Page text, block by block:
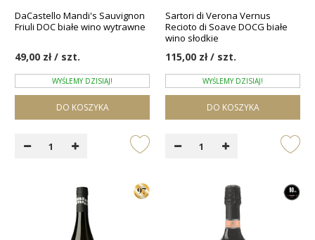
DaCastello Mandi's Sauvignon
Friuli DOC białe wino wytrawne
49,00 zł / szt.
WYŚLEMY DZISIAJ!
DO KOSZYKA
Sartori di Verona Vernus
Recioto di Soave DOCG białe
wino słodkie
115,00 zł / szt.
WYŚLEMY DZISIAJ!
DO KOSZYKA